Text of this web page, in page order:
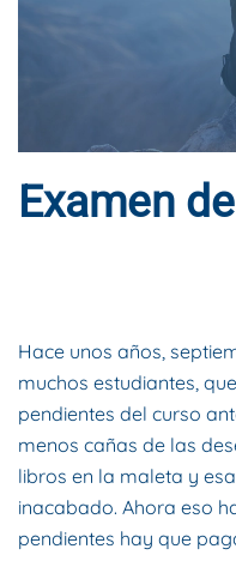
Examen
Hace unos años,
muchos estudiantes,
pendientes del curso
menos cañas de las
libros en la maleta y
inacabado. Ahora eso
pendientes hay que